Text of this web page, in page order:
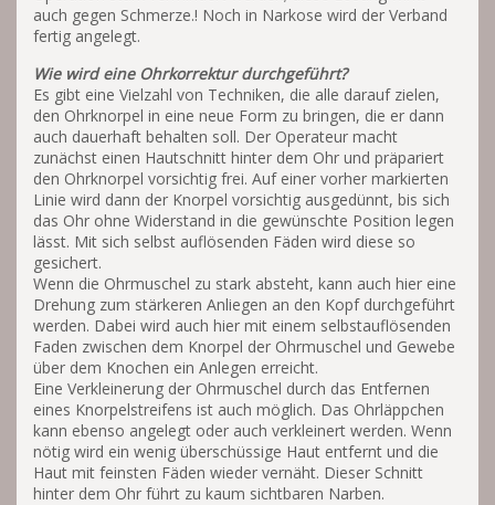
auch gegen Schmerze.! Noch in Narkose wird der Verband
fertig angelegt.
Wie wird eine Ohrkorrektur durchgeführt?
Es gibt eine Vielzahl von Techniken, die alle darauf zielen,
den Ohrknorpel in eine neue Form zu bringen, die er dann
auch dauerhaft behalten soll. Der Operateur macht
zunächst einen Hautschnitt hinter dem Ohr und präpariert
den Ohrknorpel vorsichtig frei. Auf einer vorher markierten
Linie wird dann der Knorpel vorsichtig ausgedünnt, bis sich
das Ohr ohne Widerstand in die gewünschte Position legen
lässt. Mit sich selbst auflösenden Fäden wird diese so
gesichert.
Wenn die Ohrmuschel zu stark absteht, kann auch hier eine
Drehung zum stärkeren Anliegen an den Kopf durchgeführt
werden. Dabei wird auch hier mit einem selbstauflösenden
Faden zwischen dem Knorpel der Ohrmuschel und Gewebe
über dem Knochen ein Anlegen erreicht.
Eine Verkleinerung der Ohrmuschel durch das Entfernen
eines Knorpelstreifens ist auch möglich. Das Ohrläppchen
kann ebenso angelegt oder auch verkleinert werden. Wenn
nötig wird ein wenig überschüssige Haut entfernt und die
Haut mit feinsten Fäden wieder vernäht. Dieser Schnitt
hinter dem Ohr führt zu kaum sichtbaren Narben.